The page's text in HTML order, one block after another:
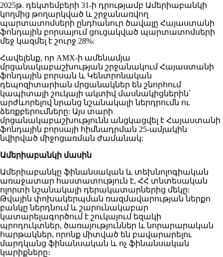
2025թ. դեկտեմբերի 31-ի դրությամբ Ամերիաբանկի
կողմից թողարկված և շրջանառվող
պարտատոմսերի ընդհանուր ծավալը Հայաստանի
ֆոնդային բորսայում ցուցակված պարտատոմսերի
մեջ կազմել է շուրջ 28%:
Հավելենք, որ AMX-ի ամենամյա
մրցանակաբաշխության շրջանակում Հայաստանի
ֆոնդային բորսան և Կենտրոնական
դեպոզիտարիան մրցանակներ են շնորհում
կապիտալի շուկայի ակտիվ մասնակիցներին՝
արժևորելով նրանց նշանակալի ներդրումն ու
ձեռքբերումները: Այս տարի
մրցանակաբաշխությունն անցկացվել է Հայաստանի
ֆոնդային բորսայի հիմնադրման 25-ամյակին
նվիրված միջոցառման ժամանակ:
Ամերիաբանկի մասին
Ամերիաբանկը ֆինանսական և տեխնոլոգիական
առաջատար հաստատություն է, ՀՀ տնտեսական
ոլորտի նշանակալի դերակատարներից մեկը:
Թվային փոխակերպման ռազմավարության ներքո
բանկը ներդնում և շարունակաբար
կատարելագործում է շուկայում եզակի
պրոդուկտներ, ծառայություններ և նորարարական
հարթակներ, որոնք միտված են բավարարելու
մարդկանց ֆինանսական և ոչ ֆինանսական
կարիքները։